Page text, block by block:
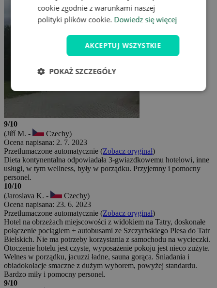
9/10
(Jiří M. -
Czechy)
Ocena napisana: 2. 7. 2023
Przetłumaczone automatycznie (Zobacz oryginał)
Dieta kontynentalna odpowiadała 3-gwiazdkowemu hotelowi, inne
usługi, w tym wellness, były w porządku. Przyjemny i pomocny
personel.
10/10
(Jaroslava K. -
Czechy)
Ocena napisana: 23. 6. 2023
Przetłumaczone automatycznie (Zobacz oryginał)
Hotel na obrzeżach miejscowości z widokiem na Tatry, doskonałe
połączenie pociągiem + autobusami ze Szczyrbskiego Plesa do Tatr
Bielskich. Nie ma potrzeby korzystania z samochodu na wycieczki.
Otoczenie hotelu jest czyste, wyposażenie pokoju jest nieco zużyte.
Welnes w porządku, jacuzzi ładne, sauna gorąca. Śniadania i
obiadokolacje smaczne z dużym wyborem, powyżej standardu.
Bardzo miły i pomocny personel.
9/10
cookie zgodnie z warunkami naszej
polityki plików cookie. Dowiedz się więcej
AKCEPTUJ WSZYSTKIE
POKAŻ SZCZEGÓŁY